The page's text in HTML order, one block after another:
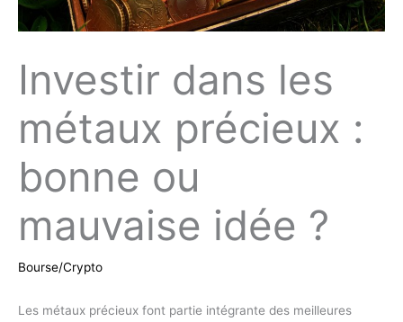
Investir dans les
métaux précieux :
bonne ou
mauvaise idée ?
Bourse/Crypto
Les métaux précieux font partie intégrante des meilleures